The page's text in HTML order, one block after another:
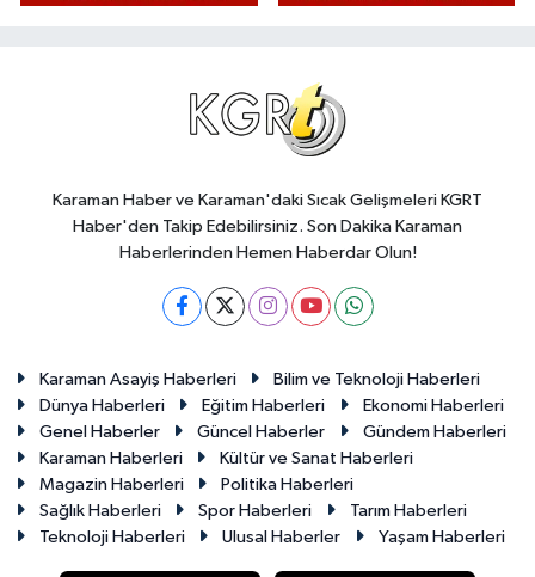
Karaman Haber ve Karaman'daki Sıcak Gelişmeleri KGRT
Haber'den Takip Edebilirsiniz. Son Dakika Karaman
Haberlerinden Hemen Haberdar Olun!
Karaman Asayiş Haberleri
Bilim ve Teknoloji Haberleri
Dünya Haberleri
Eğitim Haberleri
Ekonomi Haberleri
Genel Haberler
Güncel Haberler
Gündem Haberleri
Karaman Haberleri
Kültür ve Sanat Haberleri
Magazin Haberleri
Politika Haberleri
Sağlık Haberleri
Spor Haberleri
Tarım Haberleri
Teknoloji Haberleri
Ulusal Haberler Yaşam Haberleri